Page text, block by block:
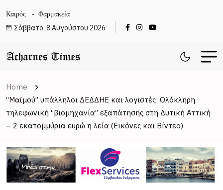
Καιρός Φαρμακεία
Σάββατο, 8 Αυγούστου 2026
Home
“Μαϊμού” υπάλληλοι ΔΕΔΔΗΕ και λογιστές: Ολόκληρη
τηλεφωνική “βιομηχανία” εξαπάτησης στη Δυτική Αττική
– 2 εκατομμύρια ευρώ η λεία (Εικόνες και Βίντεο)